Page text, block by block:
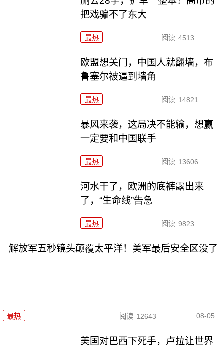
把戏骗不了东大
最热 阅读 4513
欧盟想关门，中国人就翻墙，布
鲁塞尔被逼到墙角
最热 阅读 14821
暴风来袭，这局决不能输，想赢
一定要和中国联手
最热 阅读 13606
河水干了，欧洲的底裤露出来
了，“生命线”告急
最热 阅读 9823
解放军五秒镜头颠覆太平洋！美军最后安全区没了
最热 阅读 12643 08-05
美国对巴西下死手，卢拉让世界